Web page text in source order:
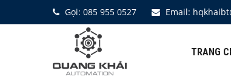
Gọi: 085 955 0527 Email:
TRANG